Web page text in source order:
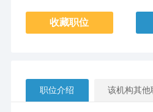
收藏职位
职位介绍 该机构其他